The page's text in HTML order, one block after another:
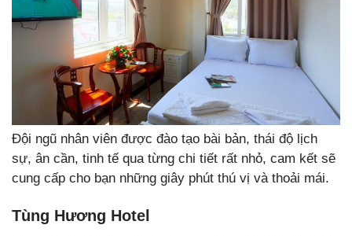
Đội ngũ nhân viên được đào tạo bài bản, thái độ lịch
sự, ân cần, tinh tế qua từng chi tiết rất nhỏ, cam kết sẽ
cung cấp cho bạn những giây phút thú vị và thoải mái.
Tùng Hương Hotel